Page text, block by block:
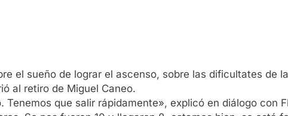
el sueño de lograr el ascenso, sobre las dificultates de
al retiro de Miguel Caneo.
que salir rápidamente», explicó en diálogo con